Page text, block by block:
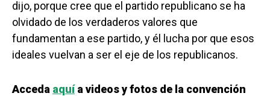
dijo, porque cree que el partido republicano se ha
olvidado de los verdaderos valores que
fundamentan a ese partido, y él lucha por que esos
ideales vuelvan a ser el eje de los republicanos.
Acceda aquía videos y fotos de la convención